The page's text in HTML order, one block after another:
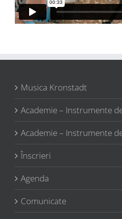
Musica Kronstadt
Academie – Instrumente
Academie – Instrumente
Înscrieri
Agenda
Comunicate